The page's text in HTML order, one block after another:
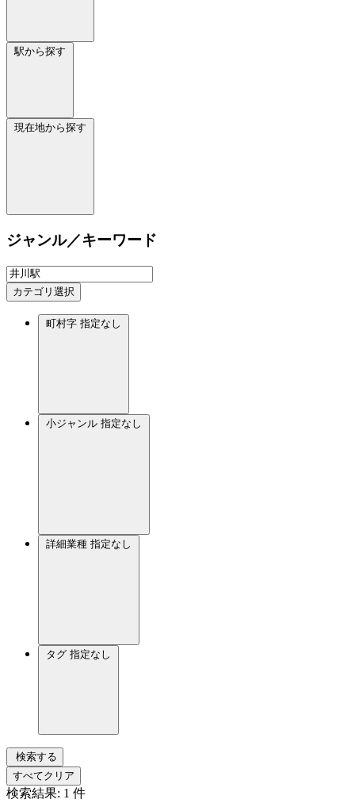
駅から探す
現在地から探す
ジャンル／キーワード
カテゴリ選択
町村字 指定なし
小ジャンル 指定なし
詳細業種 指定なし
タグ 指定なし
検索する
すべてクリア
検索結果: 1 件